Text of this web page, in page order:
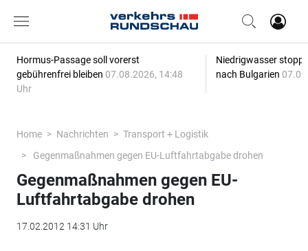
Hormus-Passage soll vorerst
gebührenfrei bleiben 07.08.2026, 14:48
Uhr
Niedrigwasser
nach Bulgarien
Home Nachrichten
Transport + Logistik
Gegenmaßnahmen gegen EU-Luftfahrtabgabe drohen
Gegenmaßnahmen gegen EU-
Luftfahrtabgabe drohen
17.02.2012 14:31 Uhr